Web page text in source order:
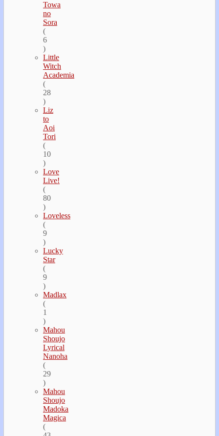
Towa
no
Sora
(
6
)
Little
Witch
Academia
(
28
)
Liz
to
Aoi
Tori
(
10
)
Love
Live!
(
80
)
Loveless
(
9
)
Lucky
Star
(
9
)
Madlax
(
1
)
Mahou
Shoujo
Lyrical
Nanoha
(
29
)
Mahou
Shoujo
Madoka
Magica
(